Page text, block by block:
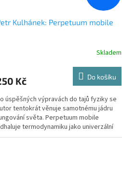
Kulhánek: Perpetuum mobile
Skladem
Kč Do košíku
úspěšných výpravách do tajů fyziky se
tentokrát věnuje samotnému jádru
světa. Perpetuum mobile
termodynamiku jako univerzální
přírody, který...